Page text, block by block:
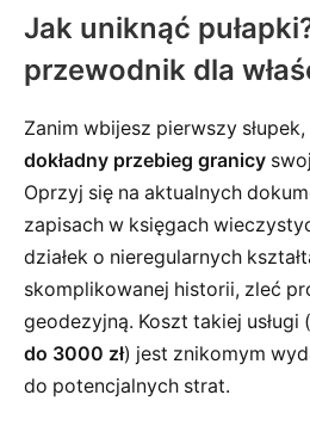
Jak uniknąć
przewodnik dla
Zanim wbijesz pierwszy słupek,
dokładny przebieg granicy
Oprzyj się na aktualnych
zapisach w księgach
działek o nieregularnych
skomplikowanej historii, zleć
geodezyjną. Koszt takiej usługi
do 3000 zł) jest znikomym
do potencjalnych strat.